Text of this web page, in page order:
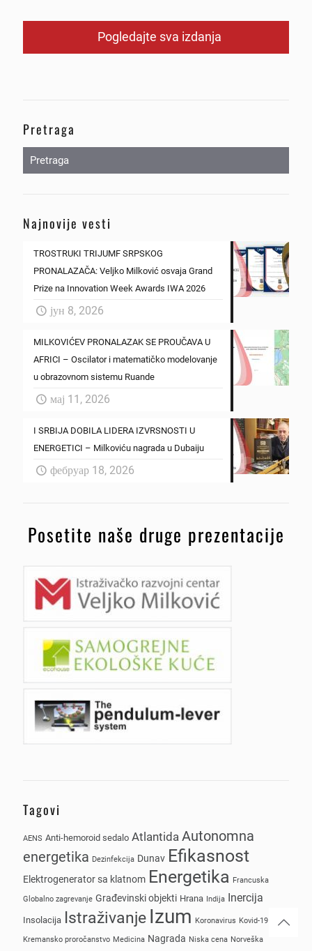
Pogledajte sva izdanja
Pretraga
Najnovije vesti
TROSTRUKI TRIJUMF SRPSKOG
PRONALAZAČA: Veljko Milković osvaja Grand
Prize na Innovation Week Awards IWA 2026
јун 8, 2026
MILKOVIĆEV PRONALAZAK SE PROUČAVA U
AFRICI – Oscilator i matematičko modelovanje
u obrazovnom sistemu Ruande
мај 11, 2026
I SRBIJA DOBILA LIDERA IZVRSNOSTI U
ENERGETICI – Milkoviću nagrada u Dubaiju
фебруар 18, 2026
Posetite naše druge prezentacije
Tagovi
AENS Anti-hemoroid sedalo Atlantida Autonomna
energetika Dezinfekcija Dunav Efikasnost
Elektrogenerator sa klatnom Energetika Francuska
Globalno zagrevanje Građevinski objekti Hrana Indija Inercija
Insolacija Istraživanje Izum Koronavirus Kovid-19
Kremansko proročanstvo Medicina Nagrada Niska cena Norveška